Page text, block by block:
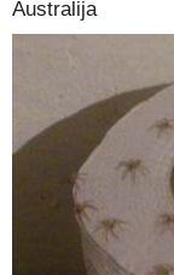
Australija